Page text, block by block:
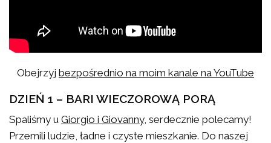
Obejrzyj bezpośrednio na moim kanale na YouTube
DZIEŃ 1 – BARI WIECZOROWĄ PORĄ
Spaliśmy uGiorgio i Giovanny, serdecznie polecamy!
Przemili ludzie, ładne i czyste mieszkanie. Do naszej